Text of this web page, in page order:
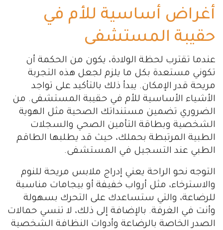
أغراض أساسية للأم في
حقيبة المستشفى
عندما تقترب لحظة الولادة، يكون من الحكمة أن
تكوني مستعدة بكل ما يلزم لجعل هذه التجربة
مريحة قدر الإمكان. يبدأ ذلك بالتأكيد على تواجد
الأشياء الأساسية للأم في حقيبة المستشفى. من
الضروري تضمين مستنداتك الصحية مثل الهوية
الشخصية وبطاقة التأمين الصحي والسجلات
الطبية المرتبطة بحملك، حيث قد يطلبها الطاقم
الطبي عند التسجيل في المستشفى.
التوجه نحو الراحة يعني إدراج ملابس مريحة للنوم
والاسترخاء، مثل أرواب خفيفة أو بيجامات مناسبة
للرضاعة، والتي ستساعدك على التحرك بسهولة
وأنت في الغرفة. بالإضافة إلى ذلك، لا تنسي حمالات
الصدر الخاصة بالرضاعة وأدوات النظافة الشخصية